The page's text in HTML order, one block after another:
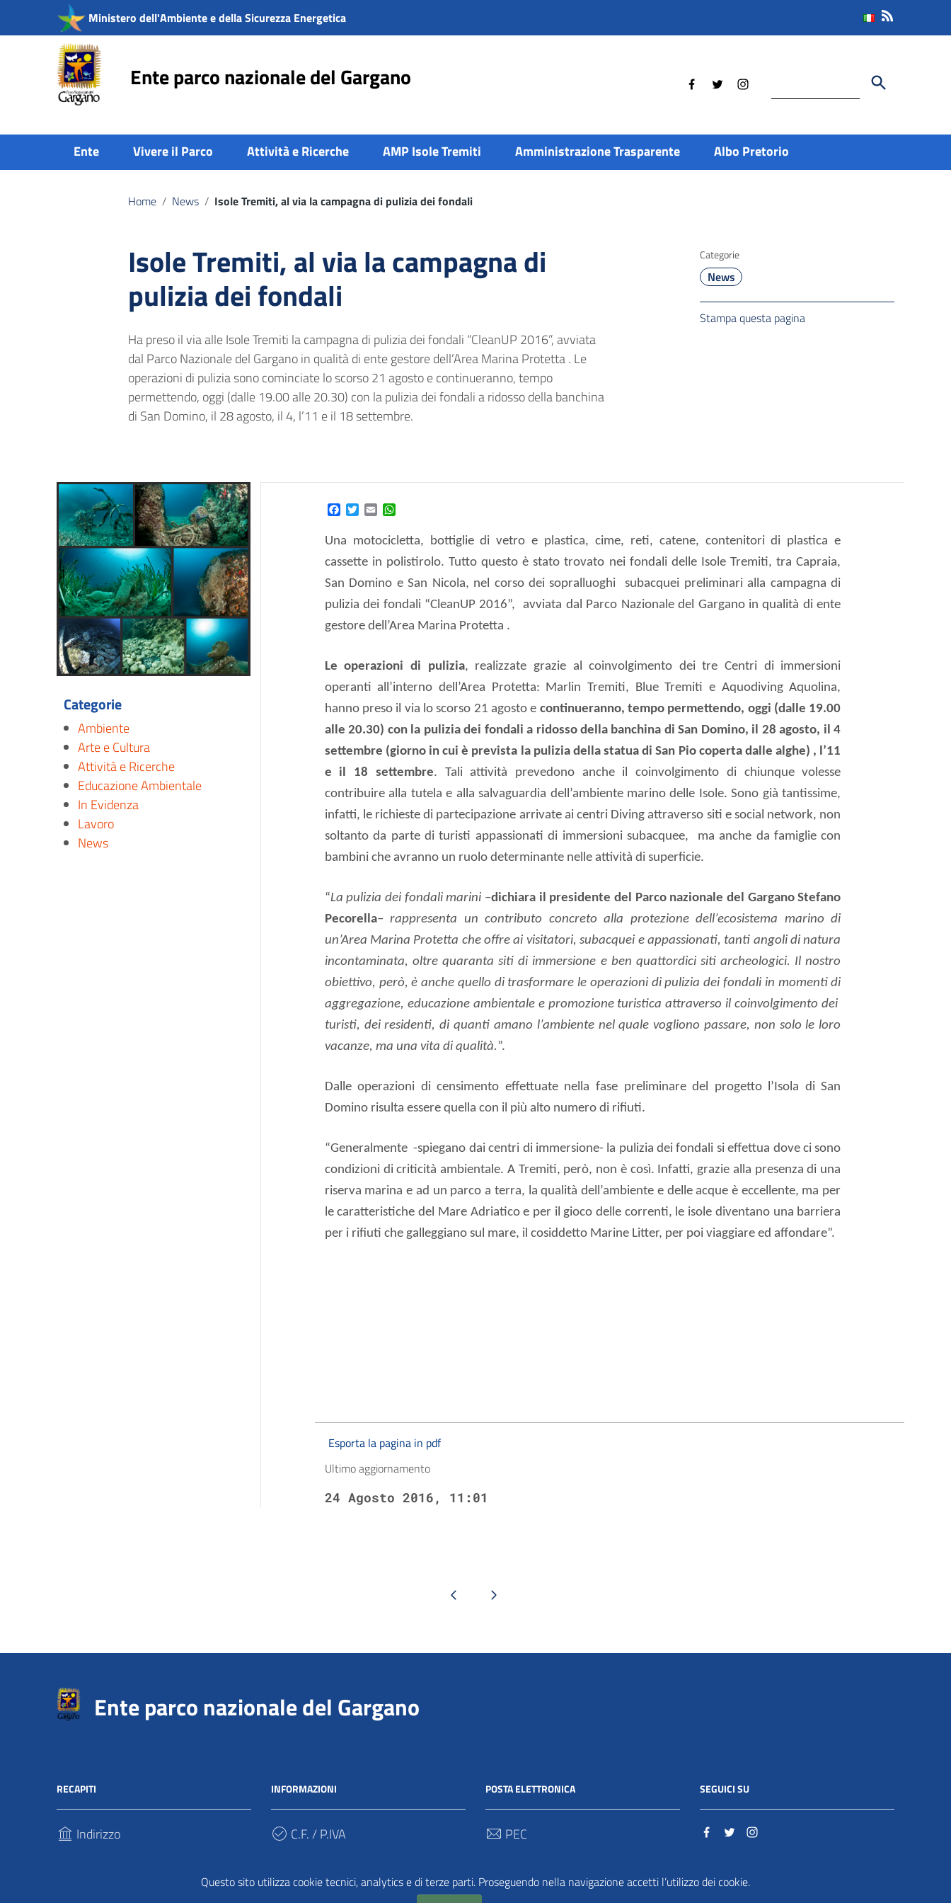
Questo sito utilizza cookie tecnici, analytics e di terze parti. Proseguendo nella navigazione accetti l’utilizzo dei cookie.
Vai ai contenuti
Vai al menu di navigazione
Vai al footer
Ministero dell'Ambiente e della Sicurezza Energetica
Ente parco nazionale del Gargano Cerca
Ente Vivere il Parco Attività e Ricerche AMP Isole Tremiti Amministrazione Trasparente Albo Pretorio
Home / News / Isole Tremiti, al via la campagna di pulizia dei fondali
Isole Tremiti, al via la campagna di
pulizia dei fondali
Ha preso il via alle Isole Tremiti la campagna di pulizia dei fondali “CleanUP 2016”, avviata
dal Parco Nazionale del Gargano in qualità di ente gestore dell’Area Marina Protetta . Le
operazioni di pulizia sono cominciate lo scorso 21 agosto e continueranno, tempo
permettendo, oggi (dalle 19.00 alle 20.30) con la pulizia dei fondali a ridosso della banchina
di San Domino, il 28 agosto, il 4, l’11 e il 18 settembre.
Categorie
News
Stampa questa pagina
Categorie
Ambiente
Arte e Cultura
Attività e Ricerche
Educazione Ambientale
In Evidenza
Lavoro
News
Facebook
Twitter
EmailWhatsApp
Una motocicletta, bottiglie di vetro e plastica, cime, reti, catene, contenitori di plastica e
cassette in polistirolo. Tutto questo è stato trovato nei fondali delle Isole Tremiti, tra Capraia,
San Domino e San Nicola, nel corso dei sopralluoghi
subacquei preliminari alla campagna di
pulizia dei fondali “CleanUP 2016”,
avviata dal Parco Nazionale del Gargano in qualità di ente
gestore dell’Area Marina Protetta .
Le operazioni di pulizia, realizzate grazie al coinvolgimento dei tre Centri di immersioni
operanti all’interno dell’Area Protetta: Marlin Tremiti, Blue Tremiti e Aquodiving Aquolina,
hanno preso il via lo scorso 21 agosto e continueranno, tempo permettendo, oggi (dalle 19.00
alle 20.30) con la pulizia dei fondali a ridosso della banchina di San Domino, il 28 agosto, il 4
settembre (giorno in cui è prevista la pulizia della statua di San Pio coperta dalle alghe) , l’11
e il 18 settembre. Tali attività prevedono anche il coinvolgimento di chiunque volesse
contribuire alla tutela e alla salvaguardia dell’ambiente marino delle Isole. Sono già tantissime,
infatti, le richieste di partecipazione arrivate ai centri Diving attraverso siti e social network, non
soltanto da parte di turisti appassionati di immersioni subacquee,
ma anche da famiglie con
bambini che avranno un ruolo determinante nelle attività di superficie.
“La pulizia dei fondali marini –dichiara il presidente del Parco nazionale del Gargano Stefano
Pecorella–rappresenta un contributo concreto alla protezione dell’ecosistema marino di
un’Area Marina Protetta che offre ai visitatori, subacquei e appassionati, tanti angoli di natura
incontaminata, oltre quaranta siti di immersione e ben quattordici siti archeologici. Il nostro
obiettivo, però, è anche quello di trasformare le operazioni di pulizia dei fondali in momenti di
aggregazione, educazione ambientale e promozione turistica attraverso il coinvolgimento dei
turisti, dei residenti, di quanti amano l’ambiente nel quale vogliono passare, non solo le loro
vacanze, ma una vita di qualità.”.
Dalle operazioni di censimento effettuate nella fase preliminare del progetto l’Isola di San
Domino risulta essere quella con il più alto numero di rifiuti.
“Generalmente -spiegano dai centri di immersione- la pulizia dei fondali si effettua dove ci sono
condizioni di criticità ambientale. A Tremiti, però, non è così. Infatti, grazie alla presenza di una
riserva marina e ad un parco a terra, la qualità dell’ambiente e delle acque è eccellente, ma per
le caratteristiche del Mare Adriatico e per il gioco delle correnti, le isole diventano una barriera
per i rifiuti che galleggiano sul mare, il cosiddetto Marine Litter, per poi viaggiare ed affondare”.
Esporta la pagina in pdf
Ultimo aggiornamento
24 Agosto 2016, 11:01
Pagina precedentePagina successiva
Ente parco nazionale del Gargano
RECAPITI
Indirizzo
71037, Monte Sant'Angelo (Fg)
INFORMAZIONI
C.F. / P.IVA
Cod. Univoco
POSTA ELETTRONICA
PEC
TRASPARENZA
SEGUICI SU